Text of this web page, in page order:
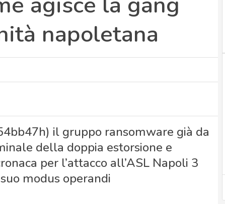
napoletana
il gruppo ransomware già da
della doppia estorsione e
per l’attacco all’ASL Napoli 3
modus operandi